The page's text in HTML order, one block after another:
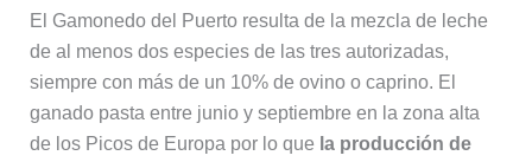
El Gamonedo del Puerto resulta de la mezcla de leche
de al menos dos especies de las tres autorizadas,
siempre con más de un 10% de ovino o caprino. El
ganado pasta entre junio y septiembre en la zona alta
de los Picos de Europa por lo que la producción de